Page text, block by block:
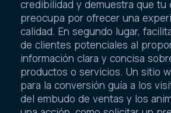
credibilidad y demuestra que tu
preocupa por ofrecer una
calidad. En segundo lugar,
de clientes potenciales al
información clara y concisa
productos o servicios. Un sitio
para la conversión guía a los
del embudo de ventas y los